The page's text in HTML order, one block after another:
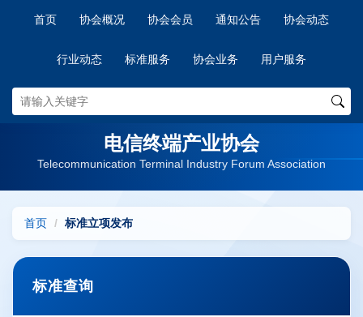
首页 协会概况 协会会员 通知公告 协会动态
行业动态 标准服务 协会业务 用户服务
电信终端产业协会
Telecommunication Terminal Industry Forum Association
首页 标准立项发布
标准查询